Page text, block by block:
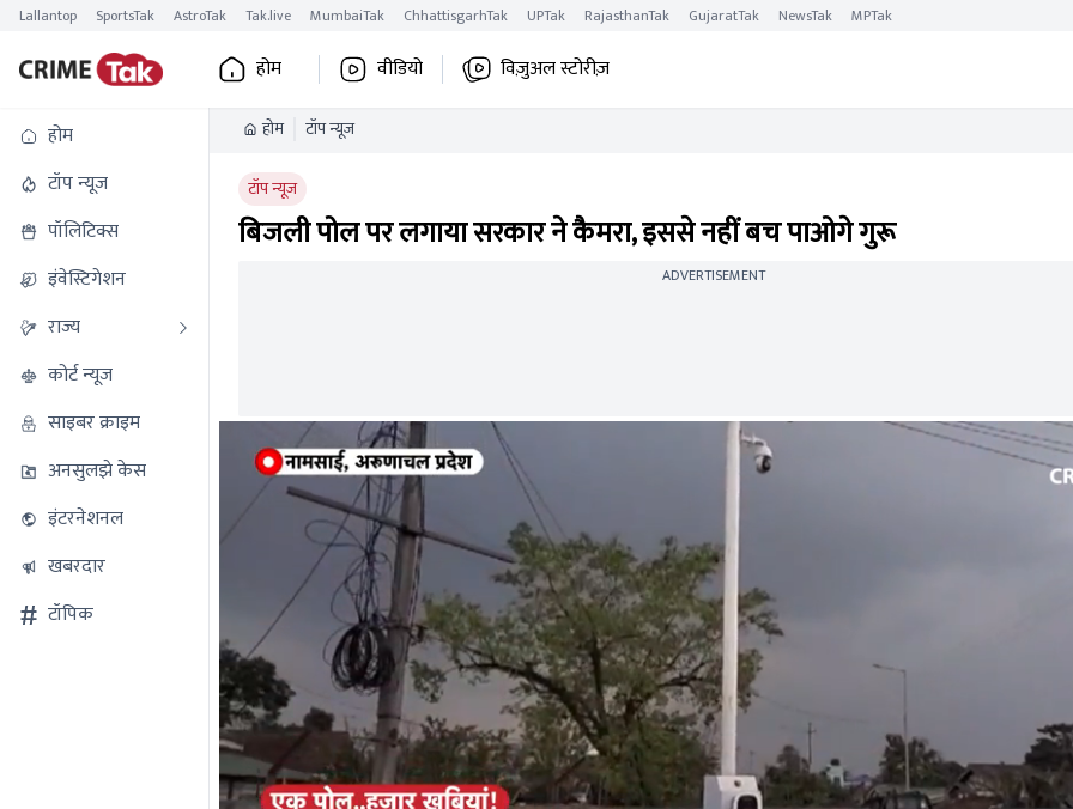
Lallantop SportsTak AstroTak Tak.live MumbaiTak ChhattisgarhTak UPTak RajasthanTak GujaratTak NewsTak MPTak
होम वीडियो विज़ुअल स्टोरीज़
होम
टॉप न्यूज
पॉलिटिक्स
इंवेस्टिगेशन
राज्य
कोर्ट न्यूज
साइबर क्राइम
अनसुलझे केस
इंटरनेशनल
खबरदार
टॉपिक
होम टॉप न्यूज
टॉप न्यूज
बिजली पोल पर लगाया सरकार ने कैमरा, इससे नहीं बच पाओगे गुरू
ADVERTISEMENT